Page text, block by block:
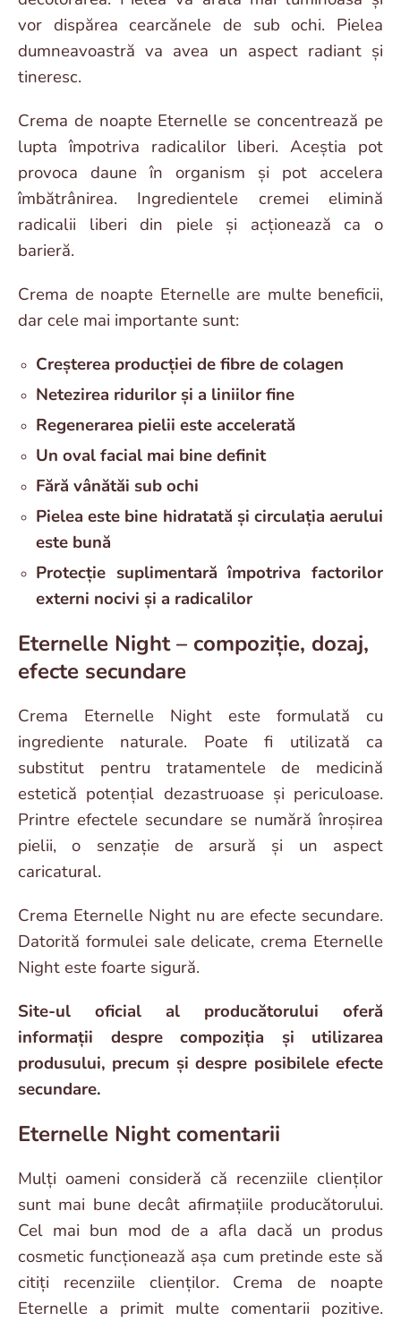
vor dispărea cearcănele de sub ochi. Pielea
dumneavoastră va avea un aspect radiant și
tineresc.
Crema de noapte Eternelle se concentrează pe
lupta împotriva radicalilor liberi. Aceștia pot
provoca daune în organism și pot accelera
îmbătrânirea. Ingredientele cremei elimină
radicalii liberi din piele și acționează ca o
barieră.
Crema de noapte Eternelle are multe beneficii,
dar cele mai importante sunt:
Creșterea producției de fibre de colagen
Netezirea ridurilor și a liniilor fine
Regenerarea pielii este accelerată
Un oval facial mai bine definit
Fără vânătăi sub ochi
Pielea este bine hidratată și circulația aerului
este bună
Protecție suplimentară împotriva factorilor
externi nocivi și a radicalilor
Eternelle Night – compoziție, dozaj,
efecte secundare
Crema Eternelle Night este formulată cu
ingrediente naturale. Poate fi utilizată ca
substitut pentru tratamentele de medicină
estetică potențial dezastruoase și periculoase.
Printre efectele secundare se numără înroșirea
pielii, o senzație de arsură și un aspect
caricatural.
Crema Eternelle Night nu are efecte secundare.
Datorită formulei sale delicate, crema Eternelle
Night este foarte sigură.
Site-ul oficial al producătorului oferă
informații despre compoziția și utilizarea
produsului, precum și despre posibilele efecte
secundare.
Eternelle Night comentarii
Mulți oameni consideră că recenziile clienților
sunt mai bune decât afirmațiile producătorului.
Cel mai bun mod de a afla dacă un produs
cosmetic funcționează așa cum pretinde este să
citiți recenziile clienților. Crema de noapte
Eternelle a primit multe comentarii pozitive.